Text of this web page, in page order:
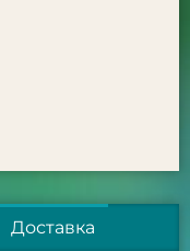
Доставка